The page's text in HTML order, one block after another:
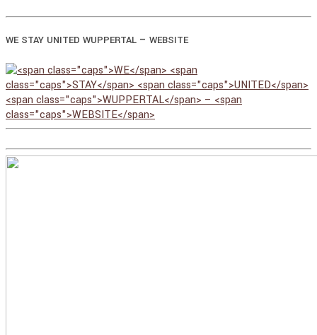
WE STAY UNITED WUPPERTAL – WEBSITE